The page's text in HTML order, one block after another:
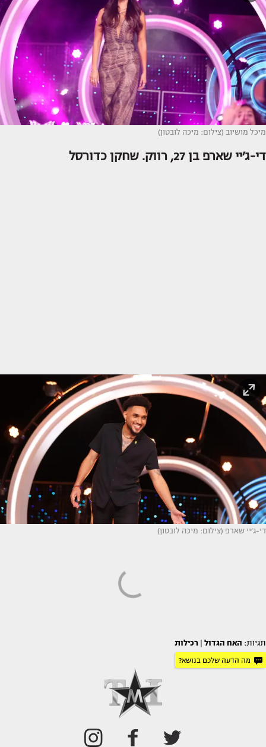
מיכל מושיוב (צילום: מיכה לובטון)
די-ג׳יי שארפ בן 27, רווק. שחקן כדורסל
די-ג׳יי שארפ (צילום: מיכה לובטון)
תגיות: האח הגדול רכילות
מה הדעה שלכם בנושא?